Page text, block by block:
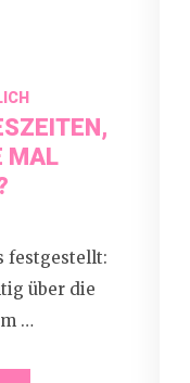
MAL
festgestellt:
über die
…